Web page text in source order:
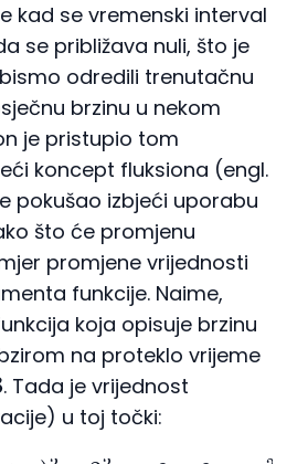
kad se vremenski interval
se približava nuli, što je
odredili trenutačnu
brzinu u nekom
je pristupio tom
koncept fluksiona (engl.
pokušao izbjeći uporabu
što će promjenu
promjene vrijednosti
funkcije. Naime,
koja opisuje brzinu
na proteklo vrijeme
. Tada je vrijednost
u toj točki: